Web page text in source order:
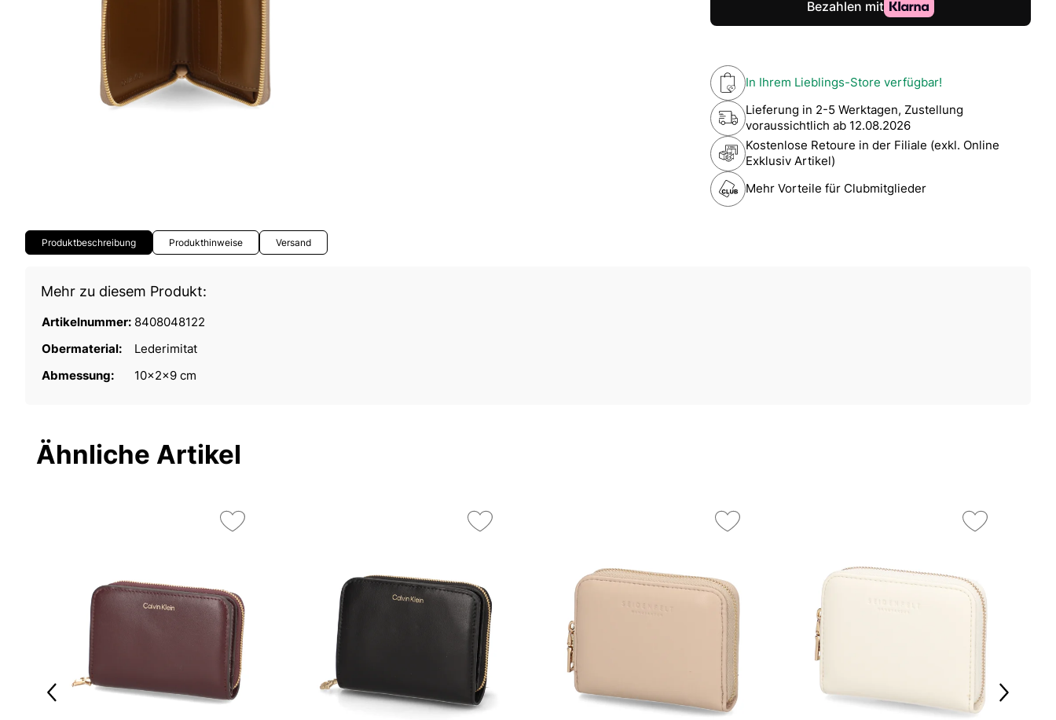
In Ihrem Lieblings-Store verfügbar!
Lieferung in 2-5 Werktagen, Zustellung
voraussichtlich ab 12.08.2026
Kostenlose Retoure in der Filiale (exkl. Online
Exklusiv Artikel)
Mehr Vorteile für Clubmitglieder
Produktbeschreibung Produkthinweise Versand
Mehr zu diesem Produkt:
Artikelnummer: 8408048122
Obermaterial:
Lederimitat
Abmessung:
10x2x9 cm
Ähnliche Artikel